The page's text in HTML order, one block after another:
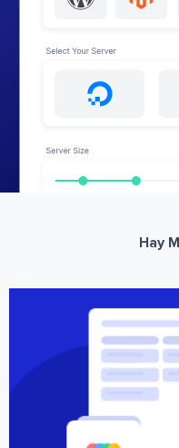
Hay